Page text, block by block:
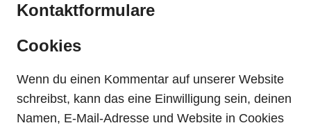
Kontaktformulare
Cookies
Wenn du einen Kommentar auf unserer Website
schreibst, kann das eine Einwilligung sein, deinen
Namen, E-Mail-Adresse und Website in Cookies